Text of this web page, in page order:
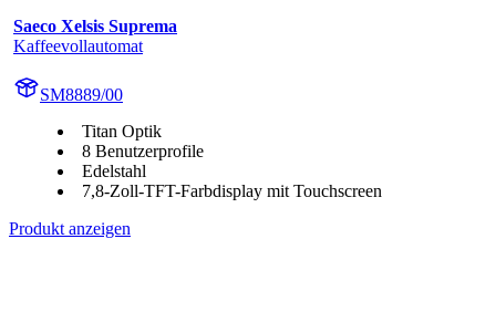
Saeco Xelsis Suprema
Kaffeevollautomat
SM8889/00
Titan Optik
8 Benutzerprofile
Edelstahl
7,8-Zoll-TFT-Farbdisplay mit Touchscreen
Produkt anzeigen